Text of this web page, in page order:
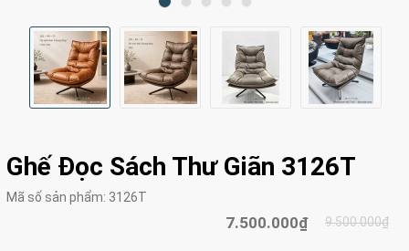
Ghế Đọc Sách Thư Giãn 3126T
Mã số sản phẩm: 3126T
7.500.000₫ 9.500.000₫